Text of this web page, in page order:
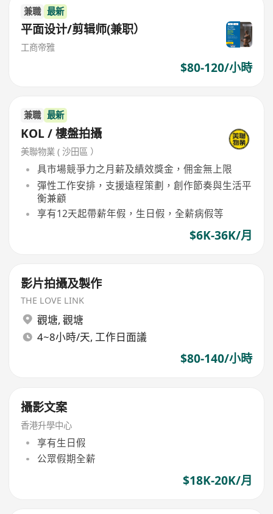
兼職 最新
平面设计/剪辑师(兼职）
工商帝雅
$80-120/小時
兼職 最新
KOL / 樓盤拍攝
美聯物業 ( 沙田區 ）
具市場競爭力之月薪及績效獎金，佣金無上限
彈性工作安排，支援遠程策劃，創作節奏與生活平
衡兼顧
享有12天起帶薪年假，生日假，全薪病假等
$6K-36K/月
影片拍攝及製作
THE LOVE LINK
觀塘, 觀塘
4~8小時/天, 工作日面議
$80-140/小時
攝影文案
香港升學中心
享有生日假
公眾假期全薪
$18K-20K/月